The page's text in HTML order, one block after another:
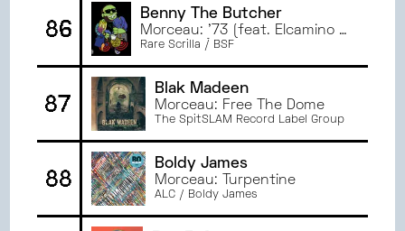
86
Benny The Butcher
Morceau: '73 (feat. Elcamino &
Rick Hyde)
Rare Scrilla / BSF
87
Blak Madeen
Morceau: Free The Dome
The SpitSLAM Record Label Group
88
Boldy James
Morceau: Turpentine
ALC / Boldy James